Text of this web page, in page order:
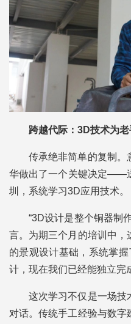
跨越代际：3D技术为
传承绝非简单的复制。
华做出了一个关键决定——
圳，系统学习3D应用技术。
“3D设计是整个铜器制
言。为期三个月的培训中
的景观设计基础，系统掌
计，现在我们已经能独立完
这次学习不仅是一场技
对话。传统手工经验与数